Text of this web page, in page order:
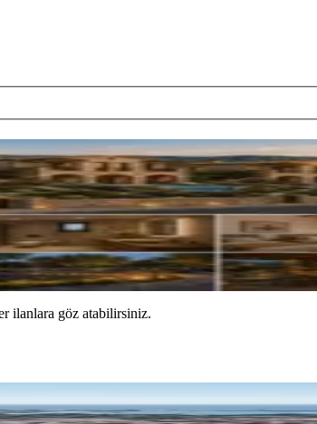
Eşsiz Yatırım Fırsatı
ilanlara göz atabilirsiniz.